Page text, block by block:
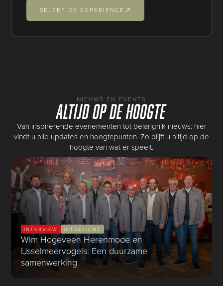
BELEEF DE EXPERIENCE
NIEUWS EN EVENTS
Altijd op de hoogte
Van inspirerende evenementen tot belangrijk nieuws: hier
vindt u alle updates en hoogtepunten. Zo blijft u altijd op de
hoogte van wat er speelt.
INTERVIEW UITGELICHT
Wim Hogeveen Herenmode en
IJsselmeervogels: Een duurzame
samenwerking